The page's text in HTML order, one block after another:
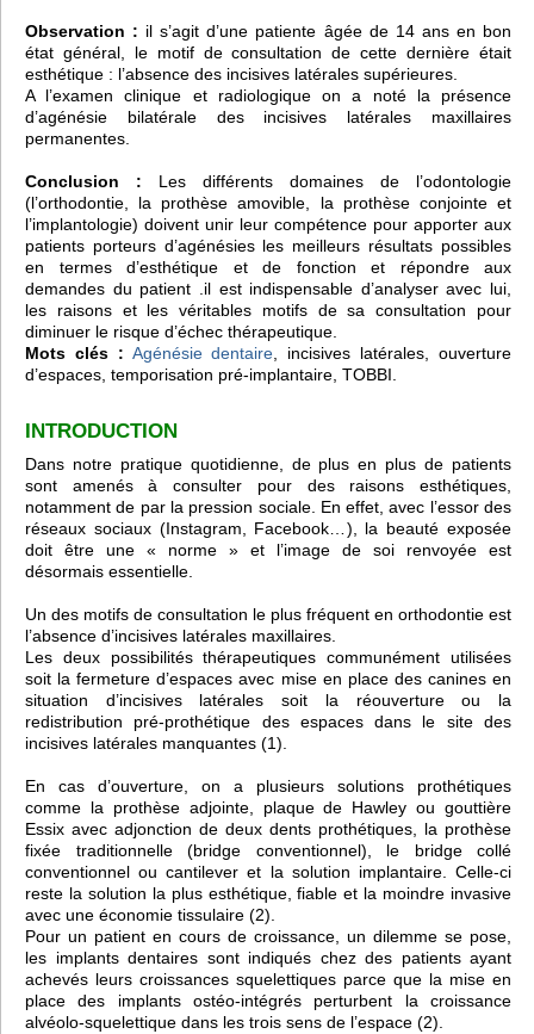
Observation : il s’agit d’une patiente âgée de 14 ans en bon
état général, le motif de consultation de cette dernière était
esthétique : l’absence des incisives latérales supérieures.
A l’examen clinique et radiologique on a noté la présence
d’agénésie bilatérale des incisives latérales maxillaires
permanentes.
Conclusion : Les différents domaines de l’odontologie
(l’orthodontie, la prothèse amovible, la prothèse conjointe et
l’implantologie) doivent unir leur compétence pour apporter aux
patients porteurs d’agénésies les meilleurs résultats possibles
en termes d’esthétique et de fonction et répondre aux
demandes du patient .il est indispensable d’analyser avec lui,
les raisons et les véritables motifs de sa consultation pour
diminuer le risque d’échec thérapeutique.
Mots clés : Agénésie dentaire, incisives latérales, ouverture
d’espaces, temporisation pré-implantaire, TOBBI.
INTRODUCTION
Dans notre pratique quotidienne, de plus en plus de patients
sont amenés à consulter pour des raisons esthétiques,
notamment de par la pression sociale. En effet, avec l’essor des
réseaux sociaux (Instagram, Facebook…), la beauté exposée
doit être une « norme » et l’image de soi renvoyée est
désormais essentielle.
Un des motifs de consultation le plus fréquent en orthodontie est
l’absence d’incisives latérales maxillaires.
Les deux possibilités thérapeutiques communément utilisées
soit la fermeture d’espaces avec mise en place des canines en
situation d’incisives latérales soit la réouverture ou la
redistribution pré-prothétique des espaces dans le site des
incisives latérales manquantes (1).
En cas d’ouverture, on a plusieurs solutions prothétiques
comme la prothèse adjointe, plaque de Hawley ou gouttière
Essix avec adjonction de deux dents prothétiques, la prothèse
fixée traditionnelle (bridge conventionnel), le bridge collé
conventionnel ou cantilever et la solution implantaire. Celle-ci
reste la solution la plus esthétique, fiable et la moindre invasive
avec une économie tissulaire (2).
Pour un patient en cours de croissance, un dilemme se pose,
les implants dentaires sont indiqués chez des patients ayant
achevés leurs croissances squelettiques parce que la mise en
place des implants ostéo-intégrés perturbent la croissance
alvéolo-squelettique dans les trois sens de l’espace (2).